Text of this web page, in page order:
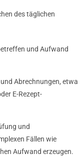
des täglichen
und Aufwand
Abrechnungen, etwa
E-Rezept-
und
Fällen wie
Aufwand erzeugen.